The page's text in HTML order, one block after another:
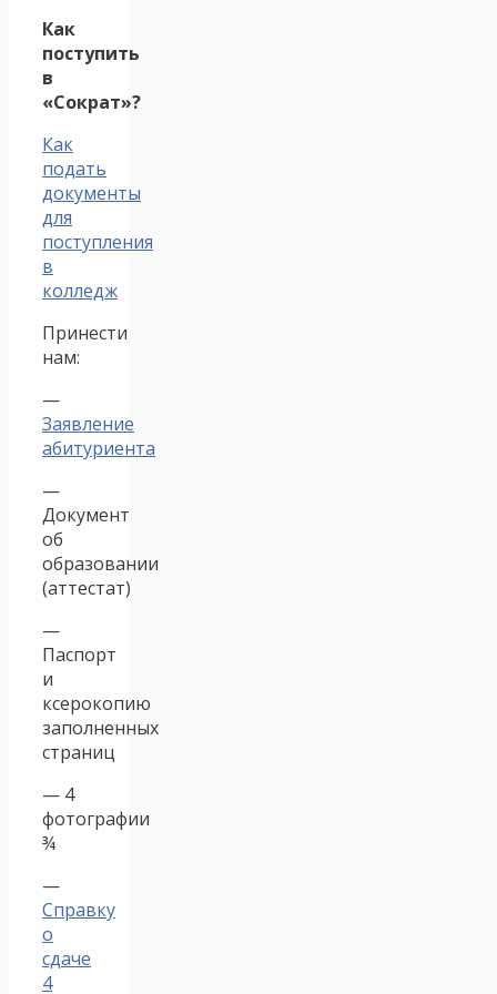
Как
поступить
в
«Сократ»?
Как
подать
документы
для
поступления
в
колледж
Принести
нам:
—
Заявление
абитуриента
—
Документ
об
образовании
(аттестат)
—
Паспорт
и
ксерокопию
заполненных
страниц
— 4
фотографии
¾
—
Справку
о
сдаче
4